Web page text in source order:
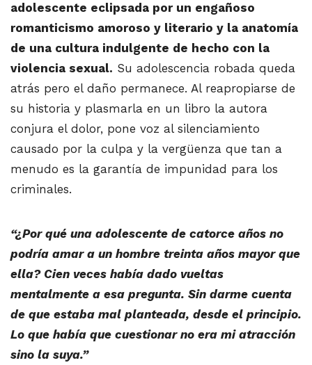
adolescente eclipsada por un engañoso
romanticismo amoroso y literario y la anatomía
de una cultura indulgente de hecho con la
violencia sexual. Su adolescencia robada queda
atrás pero el daño permanece. Al reapropiarse de
su historia y plasmarla en un libro la autora
conjura el dolor, pone voz al silenciamiento
causado por la culpa y la vergüenza que tan a
menudo es la garantía de impunidad para los
criminales.
“¿Por qué una adolescente de catorce años no
podría amar a un hombre treinta años mayor que
ella? Cien veces había dado vueltas
mentalmente a esa pregunta. Sin darme cuenta
de que estaba mal planteada, desde el principio.
Lo que había que cuestionar no era mi atracción
sino la suya.”